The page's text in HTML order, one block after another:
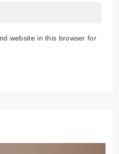
website in this browser for